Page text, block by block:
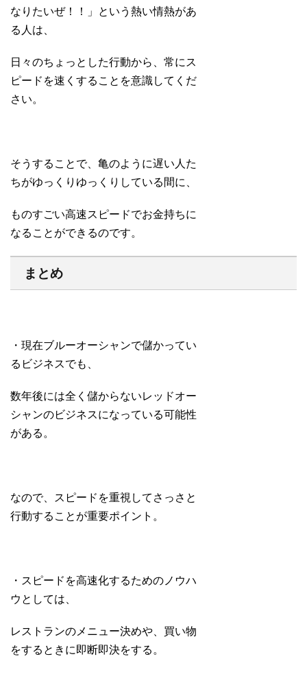
なりたいぜ！！」という熱い情熱があ
る人は、
日々のちょっとした行動から、常にス
ピードを速くすることを意識してくだ
さい。
そうすることで、亀のように遅い人た
ちがゆっくりゆっくりしている間に、
ものすごい高速スピードでお金持ちに
なることができるのです。
まとめ
・現在ブルーオーシャンで儲かってい
るビジネスでも、
数年後には全く儲からないレッドオー
シャンのビジネスになっている可能性
がある。
なので、スピードを重視してさっさと
行動することが重要ポイント。
・スピードを高速化するためのノウハ
ウとしては、
レストランのメニュー決めや、買い物
をするときに即断即決をする。